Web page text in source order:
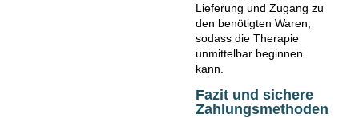
Lieferung und Zugang zu
den benötigten Waren,
sodass die Therapie
unmittelbar beginnen
kann.
Fazit und sichere
Zahlungsmethoden